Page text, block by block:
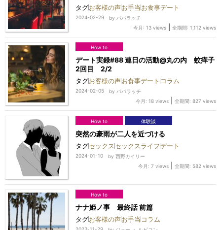
タグお客様の声お手当 お食事デート
2024-02-29 by パパラッチ
今月: 13 views
全期間: 1,112 views
How to
デート実録#88 連日の活動@丸の内 蚊痒子
2回目 2/2
タグお客様の声お食事デート コラム
2024-02-05 by パパラッチ
今月: 18 views
全期間: 827 views
How to 体験談
突然の豪雨が二人を近づける
タグセックス セックスライフデート
2024-01-10 by西野カイリー
今月: 7 views
全期間: 582 views
How to
ナナ姫ノ事 最終話 前篇
タグお客様の声お手当 コラム